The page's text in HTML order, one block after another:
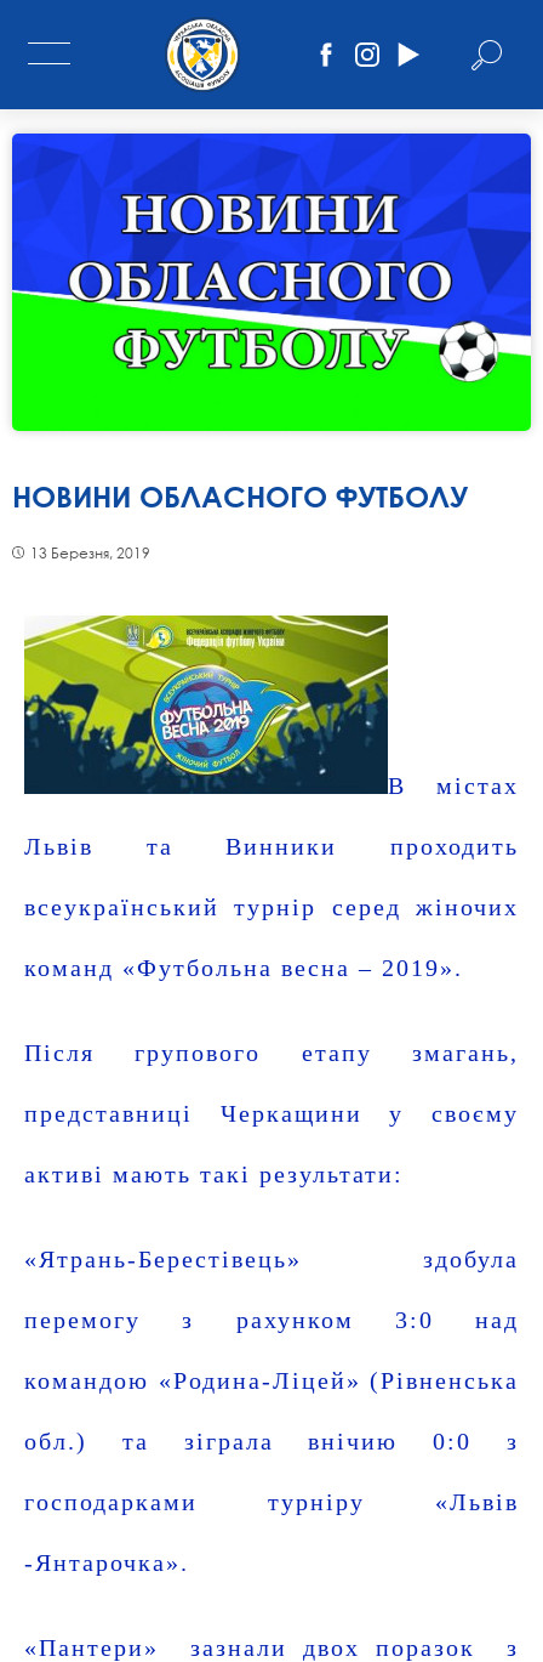
НОВИНИ ОБЛАСНОГО ФУТБОЛУ
13 Березня, 2019
В містах
Львів та Винники проходить
всеукраїнський турнір серед жіночих
команд «Футбольна весна – 2019».
Після групового етапу змагань,
представниці Черкащини у своєму
активі мають такі результати:
«Ятрань-Берестівець» здобула
перемогу з рахунком 3:0 над
командою «Родина-Ліцей» (Рівненська
обл.) та зіграла внічию 0:0 з
господарками турніру «Львів
-Янтарочка».
«Пантери» зазнали двох поразок з